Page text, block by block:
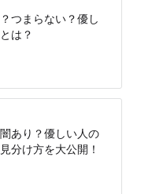
つまらない？優し
は？
あり？優しい人の
分け方を大公開！